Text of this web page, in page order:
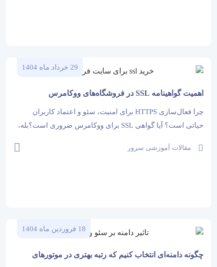
29 خرداد ماه 1404
اهمیت گواهینامه SSL در فروشگاه‌های ووکامرس
چرا فعال‌سازی HTTPS برای امنیت، سئو و اعتماد کاربران
حیاتی است؟ آیا گواهی SSL برای ووکامرس ضروری است؟بله،
ضروری است. SSL امنیت تبادل اطلاعات کاربران را تضمین
مقالات آموزشی سرور
18 فروردین ماه 1404
چگونه دامنه‌ای انتخاب کنیم که رتبه بهتری در موتورهای